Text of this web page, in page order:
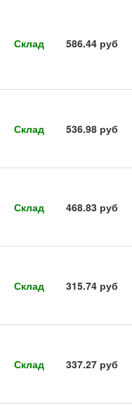
Склад 586.44 руб
Склад 536.98 руб
Склад 468.83 руб
Склад 315.74 руб
Склад 337.27 руб